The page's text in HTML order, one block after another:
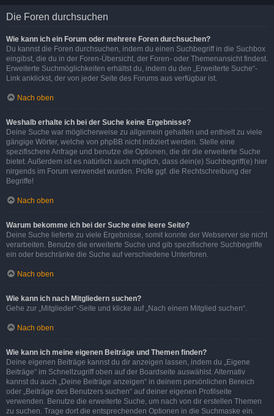
Die Foren durchsuchen
Wie kann ich ein Forum oder mehrere Foren durchsuchen?
Du kannst die Foren durchsuchen, indem du einen Suchbegriff in die Suchbox
eingibst, die du in der Foren-Übersicht, der Foren- oder Themenansicht findest.
Erweiterte Suchmöglichkeiten erhältst du, indem du den „Erweiterte Suche“-
Link anklickst, der von jeder Seite des Forums aus verfügbar ist.
Nach oben
Weshalb erhalte ich bei der Suche keine Ergebnisse?
Deine Suche war möglicherweise zu allgemein gehalten und enthielt zu viele
gängige Wörter, welche von phpBB nicht indiziert werden. Stelle eine
spezifischere Anfrage und benutze die Optionen, die dir die erweiterte Suche
bietet. Außerdem ist es natürlich auch möglich, dass dein(e) Suchbegriff(e) hier
nirgends im Forum verwendet wurden. Prüfe ggf. die Rechtschreibung der
Begriffe!
Nach oben
Warum bekomme ich bei der Suche eine leere Seite?
Deine Suche lieferte zu viele Ergebnisse, somit konnte der Webserver sie nicht
verarbeiten. Benutze die erweiterte Suche und gib spezifischere Suchbegriffe
ein oder beschränke die Suche auf verschiedene Unterforen.
Nach oben
Wie kann ich nach Mitgliedern suchen?
Gehe zur „Mitglieder“-Seite und klicke auf „Nach einem Mitglied suchen“.
Nach oben
Wie kann ich meine eigenen Beiträge und Themen finden?
Deine eigenen Beiträge kannst du dir anzeigen lassen, indem du „Eigene
Beiträge“ im Schnellzugriff oben auf der Boardseite auswählst. Alternativ
kannst du auch „Deine Beiträge anzeigen“ in deinem persönlichen Bereich
oder „Beiträge des Benutzers suchen“ auf deiner eigenen Profilseite
verwenden. Benutze die erweiterte Suche, um nach von dir erstellen Themen
zu suchen. Trage dort die entsprechenden Optionen in die Suchmaske ein.